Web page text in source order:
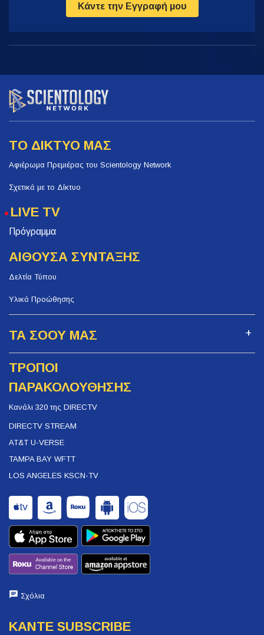
Κάντε την Εγγραφή μου
ΤΟ ΔΙΚΤΥΟ ΜΑΣ
Αφιέρωμα Πρεμιέρας του Scientology Network
Σχετικά με το Δίκτυο
LIVE TV
Πρόγραμμα
ΑΙΘΟΥΣΑ ΣΥΝΤΑΞΗΣ
Δελτία Τύπου
Υλικά Προώθησης
ΤΑ ΣΟΟΥ ΜΑΣ
ΤΡΟΠΟΙ
ΠΑΡΑΚΟΛΟΥΘΗΣΗΣ
Κανάλι 320 της DIRECTV
DIRECTV STREAM
AT&T U-VERSE
TAMPA BAY WFTT
LOS ANGELES KSCN-TV
Σχόλια
ΚΑΝΤΕ SUBSCRIBE